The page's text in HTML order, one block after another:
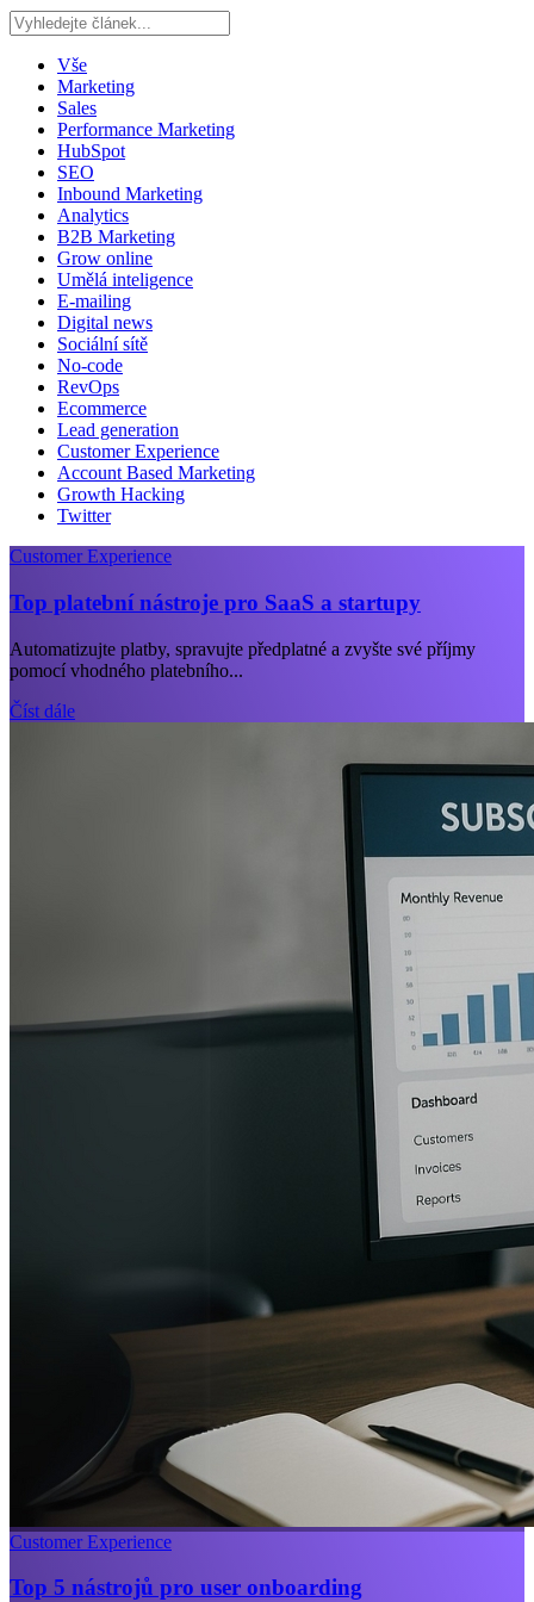
Vše
Marketing
Sales
Performance Marketing
HubSpot
SEO
Inbound Marketing
Analytics
B2B Marketing
Grow online
Umělá inteligence
E-mailing
Digital news
Sociální sítě
No-code
RevOps
Ecommerce
Lead generation
Customer Experience
Account Based Marketing
Growth Hacking
Twitter
Customer Experience
Top platební nástroje pro SaaS a startupy
Automatizujte platby, spravujte předplatné a zvyšte své příjmy
pomocí vhodného platebního...
Číst dále
Customer Experience
Top 5 nástrojů pro user onboarding